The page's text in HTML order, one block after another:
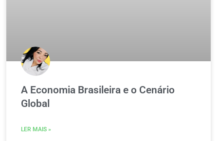
A Economia Brasileira e o Cenário
Global
LER MAIS »